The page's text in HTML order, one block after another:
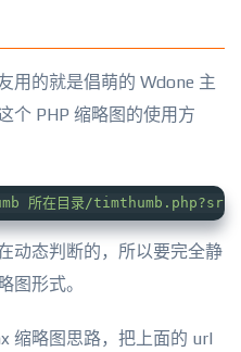
用的就是倡萌的 Wdone 主
个 PHP 缩略图的使用方
在目录/timthumb.php?src=图
动态判断的，所以要完全静
图形式。
缩略图思路，把上面的 url